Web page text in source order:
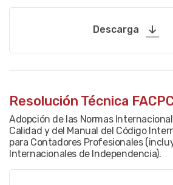
Descarga
Resolución Técnica
Adopción de las Normas
Calidad y del Manual del Código
para Contadores Profesionales
Internacionales de Independencia).